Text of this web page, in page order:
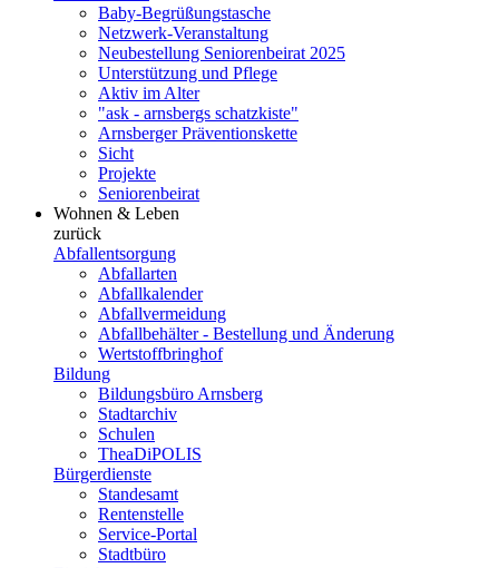
Baby-Begrüßungstasche
Netzwerk-Veranstaltung
Neubestellung Seniorenbeirat 2025
Unterstützung und Pflege
Aktiv im Alter
"ask - arnsbergs schatzkiste"
Arnsberger Präventionskette
Sicht
Projekte
Seniorenbeirat
Wohnen & Leben
zurück
Abfallentsorgung
Abfallarten
Abfallkalender
Abfallvermeidung
Abfallbehälter - Bestellung und Änderung
Wertstoffbringhof
Bildung
Bildungsbüro Arnsberg
Stadtarchiv
Schulen
TheaDiPOLIS
Bürgerdienste
Standesamt
Rentenstelle
Service-Portal
Stadtbüro